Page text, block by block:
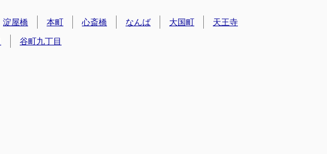
淀屋橋 本町 心斎橋 なんば 大国町
天王寺
谷町九丁目